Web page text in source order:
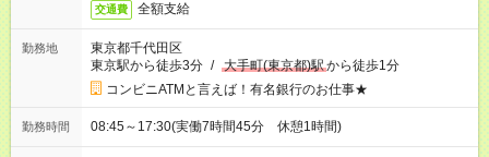
交通費 全額支給
勤務地
東京都千代田区
東京駅から徒歩3分 / 大手町(東京都)駅から徒歩1分
コンビニATMと言えば！有名銀行のお仕事★
勤務時間 08:45～17:30(実働7時間45分 休憩1時間)